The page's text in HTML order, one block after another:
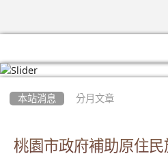
本站消息 分月文章
桃園市政府補助原住